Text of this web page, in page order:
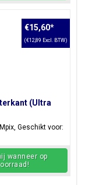
(Ultra
Geschikt voor:
€15,60*
(€12,89 Excl. BTW)
wanneer op